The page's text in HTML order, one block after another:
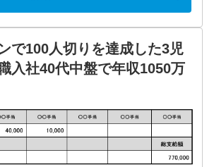
で100人切りを達成した3児
入社40代中盤で年収1050万